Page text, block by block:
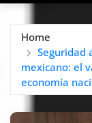
Home
Seguridad
mexicano: el
economía